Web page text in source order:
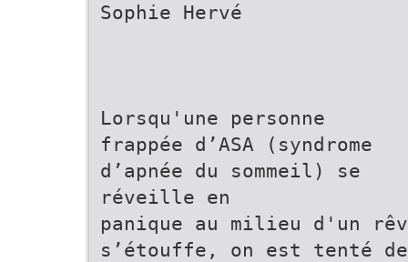
Sophie Hervé
Lorsqu'une personne
frappée d’ASA (syndrome
d’apnée du sommeil) se
réveille en
panique au milieu d'un
s’étouffe, on est tenté